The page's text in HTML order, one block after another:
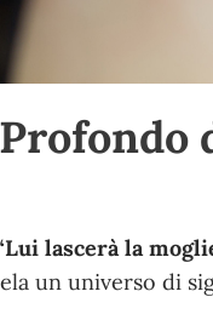
lascerà la
un universo di